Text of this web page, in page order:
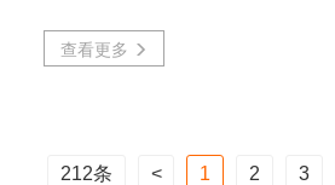
查看更多
212条 1 2 3